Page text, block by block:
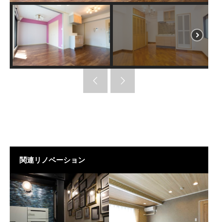
関連リノベーション